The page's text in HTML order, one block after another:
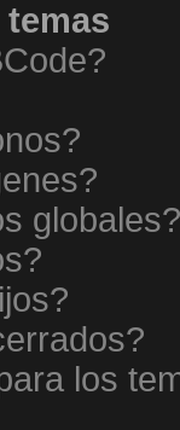
globales?
los